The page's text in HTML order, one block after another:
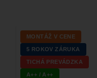
MONTÁŽ V CENE
5 ROKOV ZÁRUKA
TICHÁ PREVÁDZKA
A++ / A++